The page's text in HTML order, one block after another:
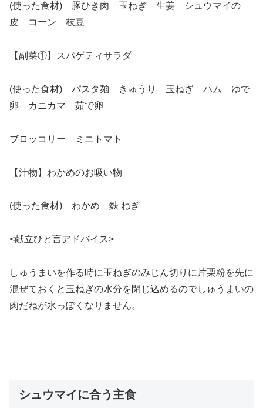
(使った食材) 豚ひき肉 玉ねぎ 生姜 シュウマイの
皮 コーン 枝豆
【副菜①】スパゲティサラダ
(使った食材) パスタ麺 きゅうり 玉ねぎ ハム ゆで
卵 カニカマ 茹で卵
ブロッコリー ミニトマト
【汁物】わかめのお吸い物
(使った食材) わかめ 麩 ねぎ
<献立ひと言アドバイス>
しゅうまいを作る時に玉ねぎのみじん切りに片栗粉を先に
混ぜておくと玉ねぎの水分を閉じ込めるのでしゅうまいの
肉だねが水っぽくなりません。
シュウマイに合う主食